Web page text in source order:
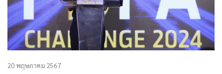
20 พฤษภาคม 2567